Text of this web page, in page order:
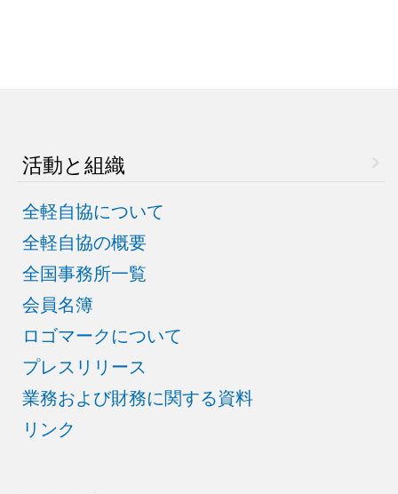
活動と組織
全軽自協について
全軽自協の概要
全国事務所一覧
会員名簿
ロゴマークについて
プレスリリース
業務および財務に関する資料
リンク